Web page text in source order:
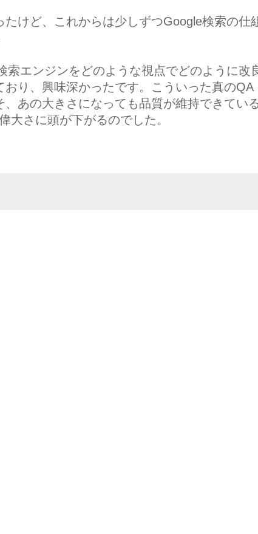
けど、これからは少しずつGoogle検索の仕
エンジンをどのような視点でどのように改
り、興味深かったです。こういった真のQA
あの大きさになっても品質が維持できてい
大さに頭が下がるのでした。